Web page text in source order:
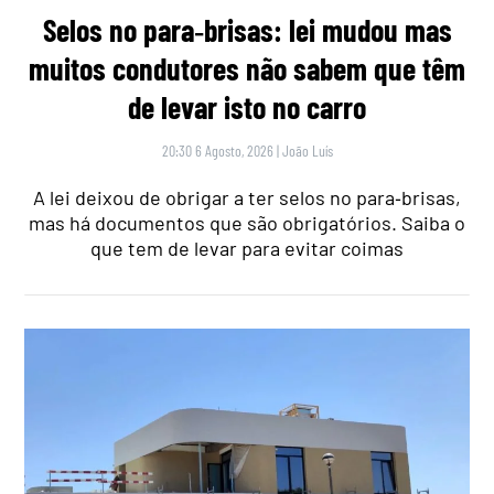
Selos no para‑brisas: lei mudou mas
muitos condutores não sabem que têm
de levar isto no carro
20:30 6 Agosto, 2026 |João Luís
A lei deixou de obrigar a ter selos no para‑brisas,
mas há documentos que são obrigatórios. Saiba o
que tem de levar para evitar coimas